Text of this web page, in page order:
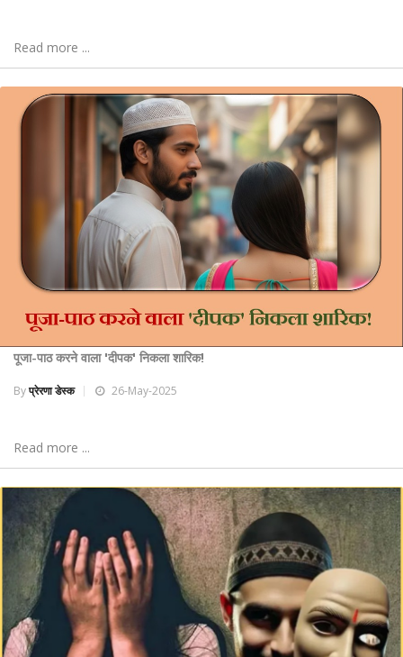
Read more ...
पूजा-पाठ करने वाला 'दीपक' निकला शारिक!
Byप्रेरणा डेस्क 26-May-2025
Read more ...